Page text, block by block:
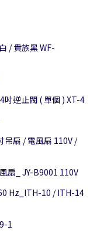
/ 貴族黑 WF-
逆止閥 ( 單個 ) XT-4
吊扇 / 電風扇 110V /
扇_ JY-B9001 110V
Hz_ITH-10 / ITH-14
1